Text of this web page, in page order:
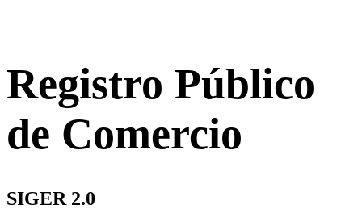
Registro Público
de Comercio
SIGER 2.0